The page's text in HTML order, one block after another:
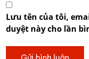
Lưu tên của tôi,
duyệt này cho lần